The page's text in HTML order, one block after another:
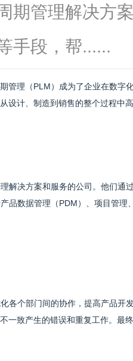
期管理解决方
手段，帮......
管理（PLM）成为了企业在数字
设计、制造到销售的整个过程中
解决方案和服务的公司。他们
品数据管理（PDM）、项目管理
各个部门间的协作，提高产品
一致产生的错误和重复工作。最